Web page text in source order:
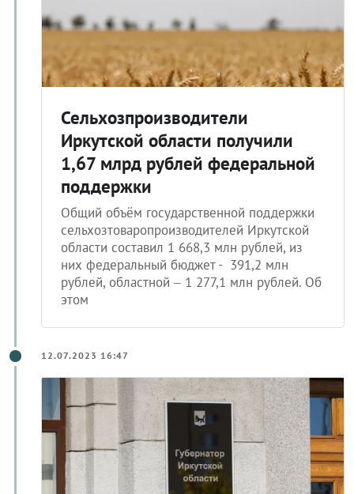
Сельхозпроизводители
Иркутской области получили
1,67 млрд рублей федеральной
поддержки
Общий объём государственной поддержки
сельхозтоваропроизводителей Иркутской
области составил 1 668,3 млн рублей, из
них федеральный бюджет - ​ 391,2 млн
рублей, областной – 1 277,1 млн рублей. Об
этом
12.07.2023 16:47